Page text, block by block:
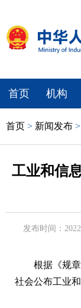
首页 机构
首页 > 新闻发布 >
工业和信
发布时间：
根据《规
社会公布工业